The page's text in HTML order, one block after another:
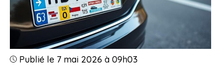
Publié le 7 mai 2026 à 09h03